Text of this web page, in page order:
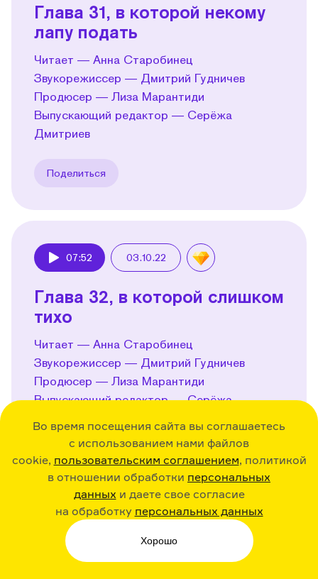
Во время посещения сайта вы соглашаетесь
с использованием нами файлов
cookie, пользовательским соглашением, политикой
в отношении обработки персональных
данных и даете свое согласие
на обработку персональных данных
Хорошо
Глава 31, в которой некому
лапу подать
Читает — Анна Старобинец
Звукорежиссер — Дмитрий Гудничев
Продюсер — Лиза Марантиди
Выпускающий редактор — Серёжа
Дмитриев
Поделиться
07:52 03.10.22
Глава 32, в которой слишком
тихо
Читает — Анна Старобинец
Звукорежиссер — Дмитрий Гудничев
Продюсер — Лиза Марантиди
Выпускающий редактор — Серёжа
Поделиться
Play
08.10.22